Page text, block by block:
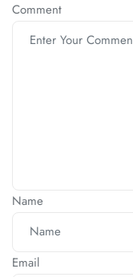
Comment
Name
Email